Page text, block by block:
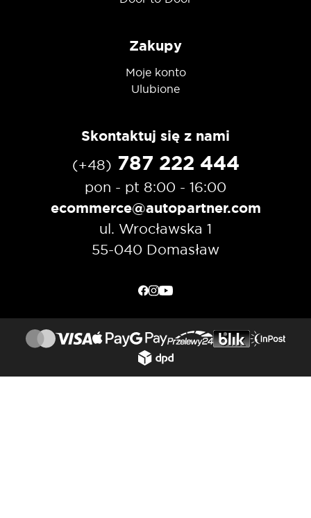
Zakupy
Moje konto
Ulubione
Skontaktuj się z nami
(+48) 787 222 444
pon - pt 8:00 - 16:00
ecommerce@autopartner.com
ul. Wrocławska 1
55-040 Domasław